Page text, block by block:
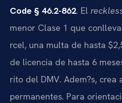
Code § 46.2-862. El
menor Clase 1 que
rcel, una multa de hasta
de licencia de hasta 6
rito del DMV. Adem?s, crea
permanentes. Para